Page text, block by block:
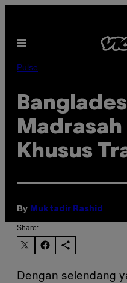
content
Open
Pulse
Khusus
By Muktadir Rashid
Share:
Dengan selendang